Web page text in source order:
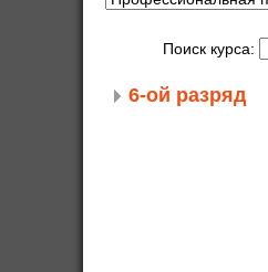
Поиск курса:
6-ой разряд